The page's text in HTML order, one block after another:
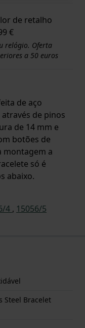
de retalho
€
relógio. Oferta
a 50 euros
de aço
de pinos
de 14 mm e
botões de
montagem a
só é
abaixo.
4 , 15056/5
Steel Bracelet